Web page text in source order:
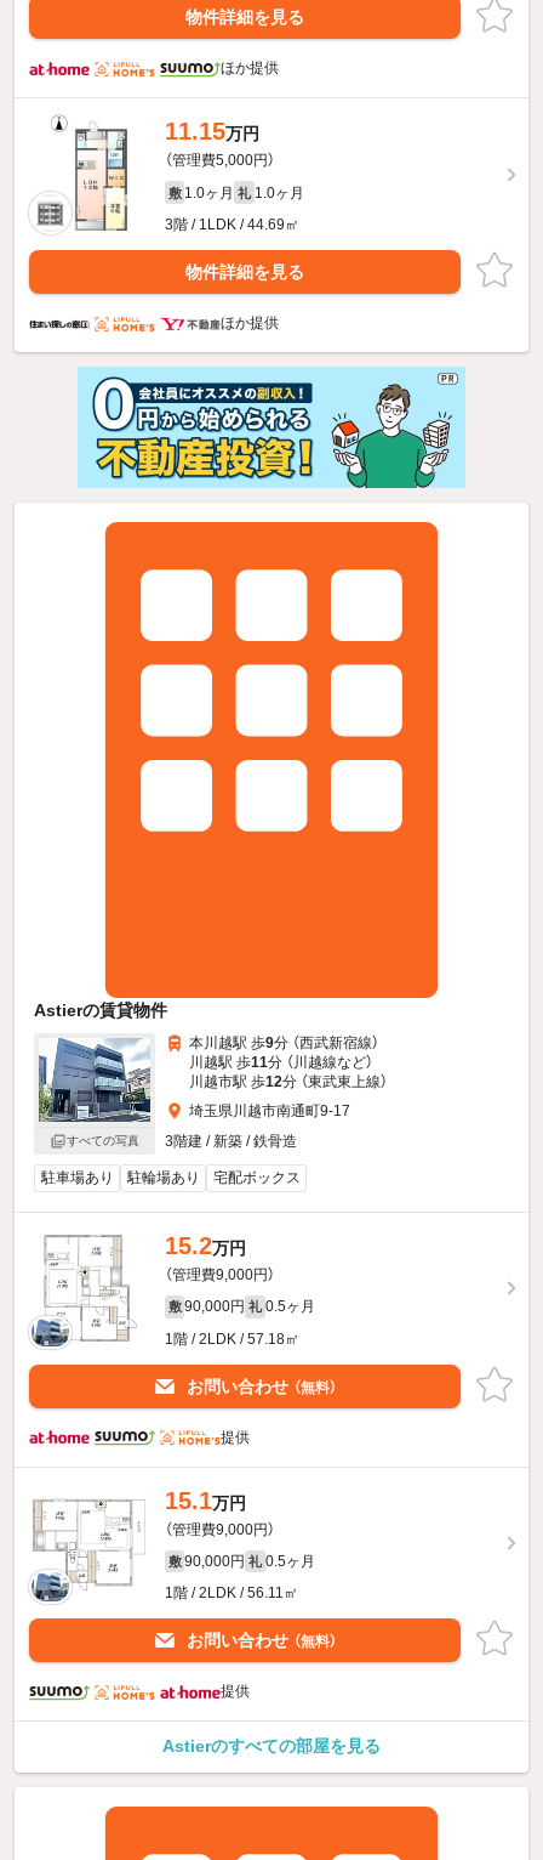
物件詳細を見る
ほか提供
11.15万円
（管理費5,000円）
敷 1.0ヶ月 礼 1.0ヶ月
3階 / 1LDK / 44.69㎡
物件詳細を見る
ほか提供
Astierの賃貸物件
すべての写真
本川越駅 歩9分 （西武新宿線）
川越駅 歩11分 （川越線など）
川越市駅 歩12分 （東武東上線）
埼玉県川越市南通町9-17
3階建 / 新築 / 鉄骨造
駐車場あり 駐輪場あり 宅配ボックス
15.2万円
（管理費9,000円）
敷 90,000円 礼 0.5ヶ月
1階 / 2LDK / 57.18㎡
お問い合わせ （無料）
提供
15.1万円
（管理費9,000円）
敷 90,000円 礼 0.5ヶ月
1階 / 2LDK / 56.11㎡
お問い合わせ （無料）
提供
Astierのすべての部屋を見る